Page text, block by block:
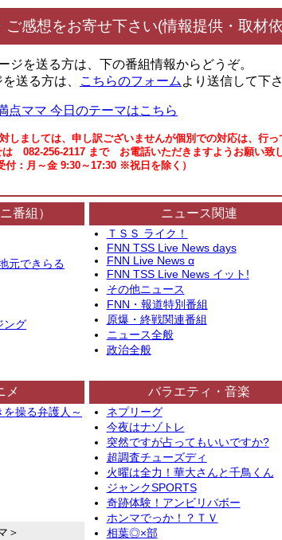
ご感想をお寄せ下さい(情報提供・取材
ジを送る方は、下の番組情報からどうぞ。
送る方は、
こちらのフォーム より送信して下さ
点ママ 今日のテーマはこちら
しましては、申し訳ございませんが個別での対応は、行っ
082-256-2117 まで お電話いただきますようお願い致し
付：月～金 9:30～17:30 ※祝日を除く）
番組）
元できらる
ング
ニュース関連
ＴＳＳ ライク！
FNN TSS Live News days
FNN Live News α
FNN TSS Live News イット!
その他ニュース
FNN・報道特別番組
原爆・終戦関連番組
ニュース全般
政治全般
メ
操る弁護人～
＞
バラエティ・音楽
ネプリーグ
今夜はナゾトレ
突然ですが占ってもいいですか?
超調査チューズディ
火曜は全力！華大さんと千鳥くん
ジャンクSPORTS
奇跡体験！アンビリバボー
ホンマでっか！？ＴＶ
相葉◎×部